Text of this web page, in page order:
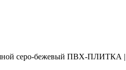
серо-бежевый ПВХ-ПЛИТКА |